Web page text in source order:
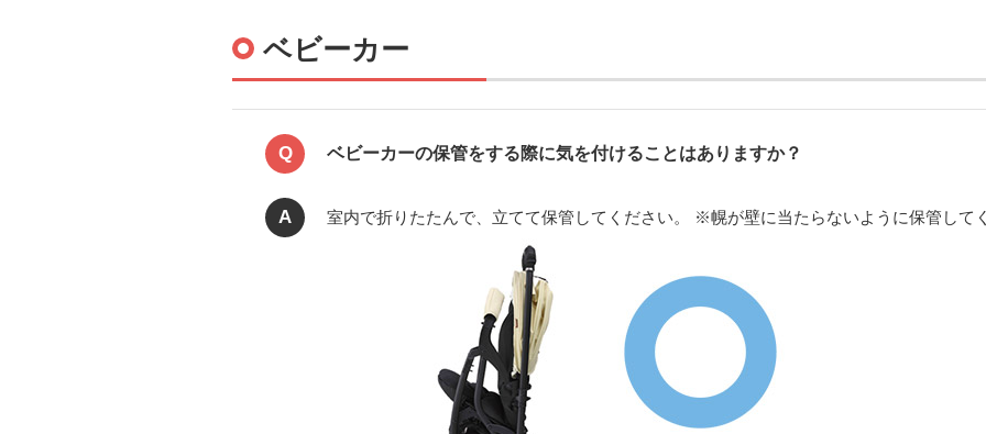
ベビーカー
Q ベビーカーの保管をする際に気を付けることはありますか？
A 室内で折りたたんで、立てて保管してください。 ※幌が壁に当たらないように保管して